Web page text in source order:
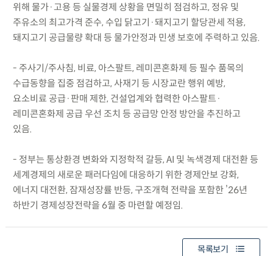
위해 물가·고용 등 실물경제 상황을 면밀히 점검하고, 정유 및
주유소의 최고가격 준수, 수입 닭고기·돼지고기 할당관세 적용,
돼지고기 공급물량 확대 등 물가안정과 민생 보호에 주력하고 있음.
- 주사기/주사침, 비료, 아스팔트, 레미콘혼화제 등 필수 품목의
수급동향을 집중 점검하고, 사재기 등 시장교란 행위 예방,
요소비료 공급·판매 제한, 건설업계와 협력한 아스팔트·
레미콘혼화제 공급 우선 조치 등 공급망 안정 방안을 추진하고
있음.
- 정부는 통상환경 변화와 지정학적 갈등, AI 및 녹색경제 대전환 등
세계경제의 새로운 패러다임에 대응하기 위한 경제안보 강화,
에너지 대전환, 잠재성장률 반등, 구조개혁 전략을 포함한 ’26년
하반기 경제성장전략을 6월 중 마련할 예정임.
목록보기